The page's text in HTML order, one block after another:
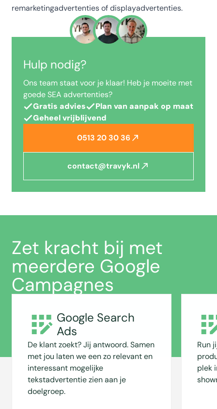
remarketingadvertenties of displayadvertenties.
Hulp nodig?
Ons team staat voor je klaar! Heb je moeite met
goede SEA advertenties?
Gratis advies
Plan van aanpak op maat
Geheel vrijblijvend
0513 20 30 36
contact@travyk.nl
Zet kracht bij met
meerdere Google
Campagnes
Google Search
Ads
De klant zoekt? Jij antwoord. Samen
met jou laten we een zo relevant en
interessant mogelijke
tekstadvertentie zien aan je
doelgroep.
Run
plek